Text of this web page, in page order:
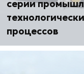
серии
процессов